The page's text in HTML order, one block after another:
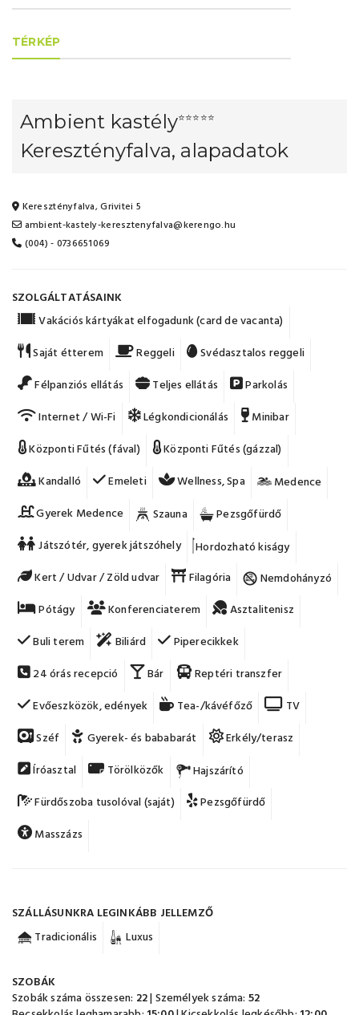
TÉRKÉP
Ambient kastély⭐⭐⭐⭐⭐
Keresztényfalva, alapadatok
Keresztényfalva, Grivitei 5
ambient-kastely-keresztenyfalva@kerengo.hu
(004) - 0736651069
SZOLGÁLTATÁSAINK
Vakációs kártyákat elfogadunk (card de vacanta)
Saját étterem
Reggeli
Svédasztalos reggeli
Félpanziós ellátás
Teljes ellátás
Parkolás
Internet / Wi-Fi
Légkondicionálás
Minibar
Központi Fűtés (fával)
Központi Fűtés (gázzal)
Kandalló
Emeleti Wellness, Spa
Medence
Gyerek Medence
Szauna
Pezsgőfürdő
Játszótér, gyerek játszóhely
Hordozható kiságy
Kert / Udvar / Zöld udvar
Filagória
Nemdohányzó
Pótágy
Konferenciaterem
Asztalitenisz
Buli terem
Biliárd
Piperecikkek
24 órás recepció
Bár
Reptéri transzfer
Evőeszközök, edények
Tea-/kávéfőző
TV
Széf
Gyerek- és bababarát
Erkély/terasz
Íróasztal
Törölközők
Hajszárító
Fürdőszoba tusolóval (saját)
Pezsgőfürdő
Masszázs
SZÁLLÁSUNKRA LEGINKÁBB JELLEMZŐ
Tradicionális
Luxus
SZOBÁK
Szobák száma összesen: 22| Személyek száma: 52